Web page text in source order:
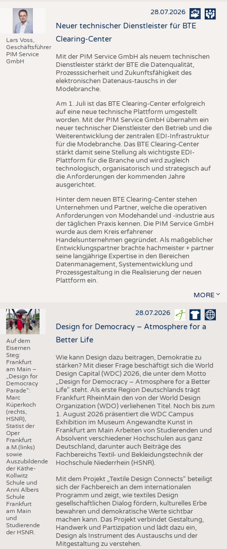
Lars Voss,
Geschäftsführer
PIM Service
GmbH
28.07.2026
Neuer technischer Dienstleister für BTE
Clearing-Center
Mit der PIM Service GmbH als neuem technischen
Dienstleister stärkt der BTE die Datenqualität,
Prozesssicherheit und Zukunftsfähigkeit des
elektronischen Datenaus-tauschs in der
Modebranche.
Am 1. Juli ist das BTE Clearing-Center erfolgreich
auf eine neue technische Plattform umgestellt
worden. Mit der PIM Service GmbH übernahm ein
neuer technischer Dienstleister den Betrieb und die
Weiterentwicklung der zentralen EDI-Infrastruktur
für die Modebranche. Das BTE Clearing-Center
stärkt damit seine Stellung als wichtigste EDI-
Plattform für die Branche und wird zugleich
technologisch, organisatorisch und strategisch auf
die Anforderungen der kommenden Jahre
ausgerichtet.
Hinter dem neuen BTE Clearing-Center stehen
Unternehmen und Partner, welche die operativen
Anforderungen von Modehandel und -industrie aus
der täglichen Praxis kennen. Die PIM Service GmbH
wurde aus dem Kreis erfahrener
Handelsunternehmen gegründet. Als maßgeblicher
Entwicklungspartner brachte hachmeister + partner
seine langjährige Expertise in den Bereichen
Datenmanagement, Systementwicklung und
Prozessgestaltung in die Realisierung der neuen
Plattform ein.
MORE
Auf dem
Eisernen
Steg:
Frankfurt
am Main –
„Design for
Democracy
Parade“:
Marc
Küperkoch
(rechts,
HSNR),
Statist der
Oper
Frankfurt
a.M.(links)
sowie
Auszubildende
der Käthe-
Kollwitz
Schule und
Anni Albers
Schule
Frankfurt
am Main
und
Studierende
der HSNR.
28.07.2026
Design for Democracy – Atmosphere for a
Better Life
Wie kann Design dazu beitragen, Demokratie zu
stärken? Mit dieser Frage beschäftigt sich die World
Design Capital (WDC) 2026, die unter dem Motto
„Design for Democracy – Atmosphere for a Better
Life“ steht. Als erste Region Deutschlands trägt
Frankfurt RheinMain den von der World Design
Organization (WDO) verliehenen Titel. Noch bis zum
1. August 2026 präsentiert die WDC Campus
Exhibition im Museum Angewandte Kunst in
Frankfurt am Main Arbeiten von Studierenden und
Absolvent verschiedener Hochschulen aus ganz
Deutschland, darunter auch Beiträge des
Fachbereichs Textil- und Bekleidungstechnik der
Hochschule Niederrhein (HSNR).
Mit dem Projekt „Textile Design Connects“ beteiligt
sich der Fachbereich an dem internationalen
Programm und zeigt, wie textiles Design
gesellschaftlichen Dialog fördern, kulturelles Erbe
bewahren und demokratische Werte sichtbar
machen kann. Das Projekt verbindet Gestaltung,
Handwerk und Partizipation und lädt dazu ein,
Design als Instrument des Austauschs und der
Mitgestaltung zu verstehen.